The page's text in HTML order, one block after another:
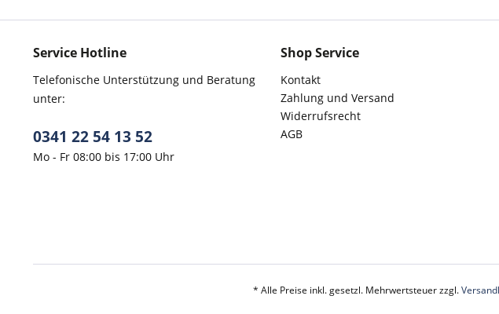
Service Hotline
Telefonische Unterstützung und Beratung
unter:
0341 22 54 13 52
Mo - Fr 08:00 bis 17:00 Uhr
Shop Service
Kontakt
Zahlung und Versand
Widerrufsrecht
AGB
* Alle Preise inkl. gesetzl. Mehrwertsteuer zzgl.